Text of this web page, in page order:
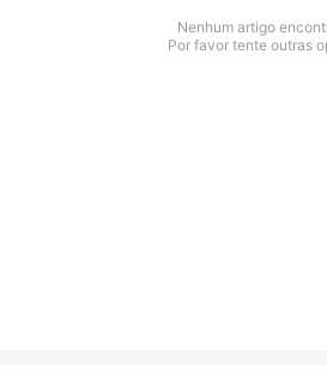
Nenhum artigo
Por favor tente outras